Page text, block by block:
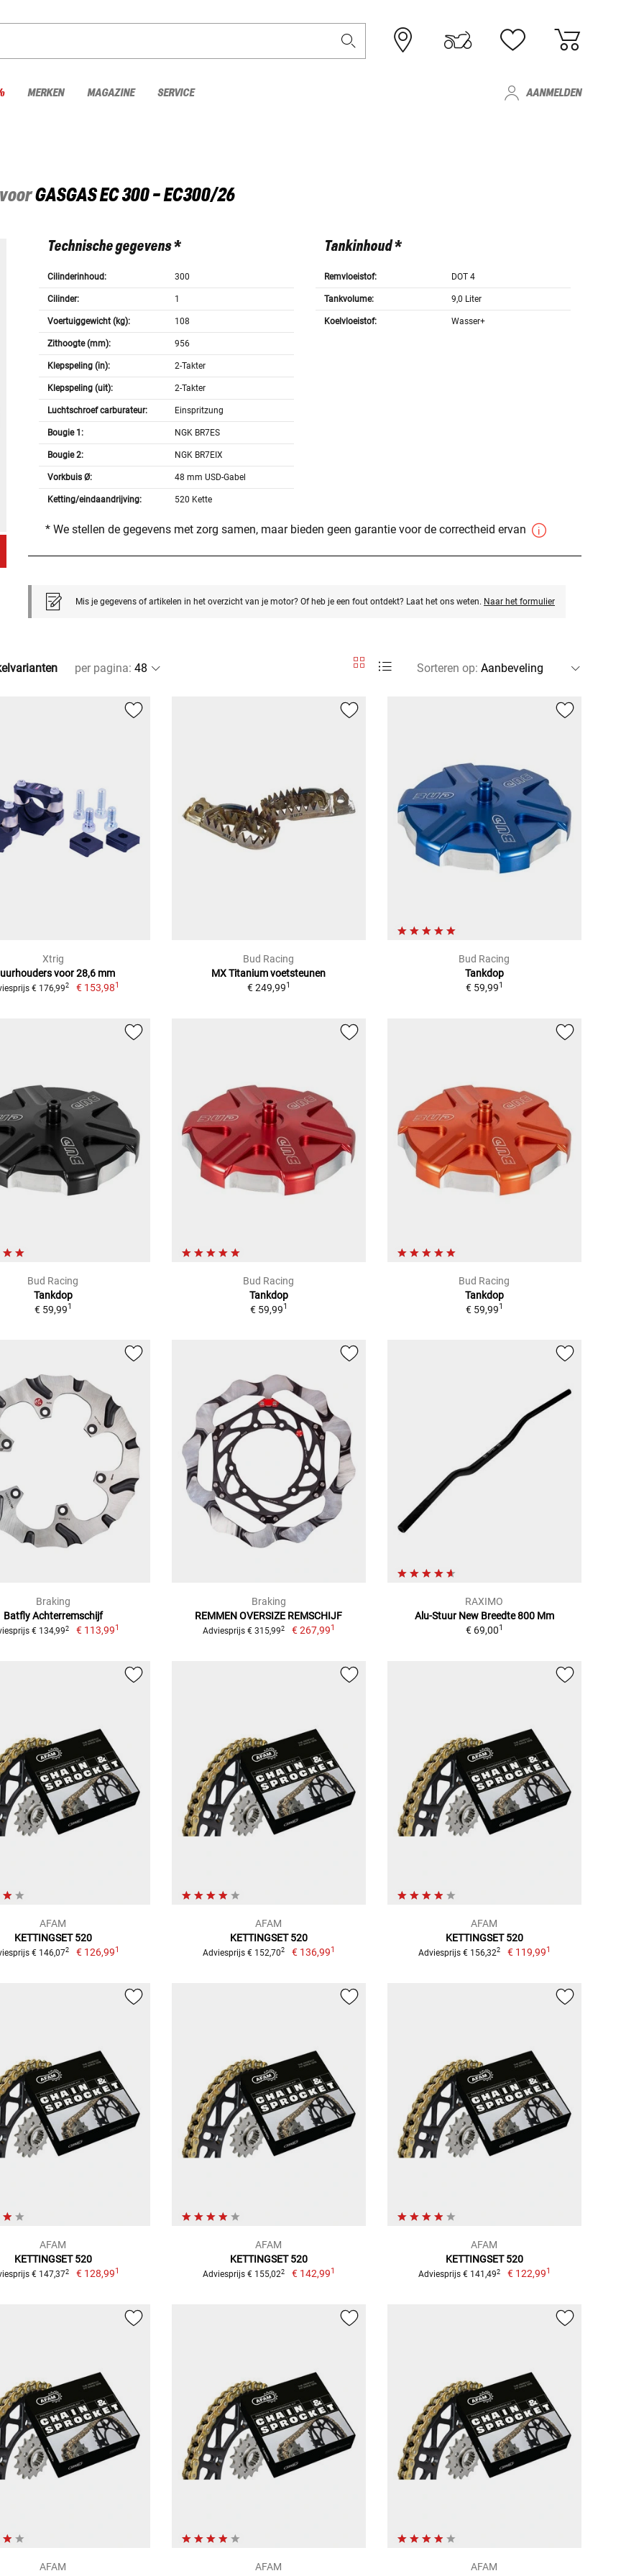
MERKEN MAGAZINE SERVICE AANMELDEN
GASGASEC 300 - EC300/26
Technische gegevens *
Cilinderinhoud: 300
Cilinder: 1
Voertuiggewicht (kg): 108
Zithoogte (mm): 956
Klepspeling (in): 2-Takter
Klepspeling (uit): 2-Takter
Luchtschroef carburateur: Einspritzung
Bougie 1: NGK BR7ES
Bougie 2: NGK BR7EIX
Vorkbuis Ø: 48 mm USD-Gabel
Ketting/eindaandrijving: 520 Kette
Tankinhoud *
Remvloeistof: DOT 4
Tankvolume: 9,0 Liter
Koelvloeistof: Wasser+
* We stellen de gegevens met zorg samen, maar bieden geen garantie voor de correctheid ervan
Mis je gegevens of artikelen in het overzicht van je motor? Of heb je een fout ontdekt? Laat het ons weten. Naar het formulier
per pagina: Sorteren op:
Xtrig
voor 28,6 mm
€ 176,992 € 153,981
Bud Racing
MX Titanium voetsteunen
€ 249,991
Bud Racing
Tankdop
€ 59,991
Bud Racing
Tankdop
€ 59,991
Bud Racing
Tankdop
€ 59,991
Bud Racing
Tankdop
€ 59,991
Braking
Batfly Achterremschijf
€ 134,992 € 113,991
Braking
REMMEN OVERSIZE REMSCHIJF
Adviesprijs € 315,992 € 267,991
RAXIMO
Alu-Stuur New Breedte 800 Mm
€ 69,001
AFAM
KETTINGSET 520
€ 146,072 € 126,991
AFAM
KETTINGSET 520
Adviesprijs € 152,702 € 136,991
AFAM
KETTINGSET 520
Adviesprijs € 156,322 € 119,991
AFAM
KETTINGSET 520
€ 147,372 € 128,991
AFAM
KETTINGSET 520
Adviesprijs € 155,022 € 142,991
AFAM
KETTINGSET 520
Adviesprijs € 141,492 € 122,991
AFAM
AFAM
AFAM